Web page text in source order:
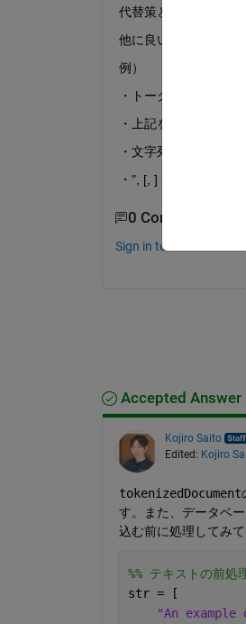
代替策として下記の
他に良い方法はありま
例）
・トークン化した文
・上記を、データ型
・文字列として
・", [, ] 等の記号を
0 Comments
Sign in to comment.
Accepted Answer
Kojiro Saito
Edited: Kojiro
tokenizedDocument
す。また、データベ
込む前に処理してみ
%% テキストの前処
str = [
"An